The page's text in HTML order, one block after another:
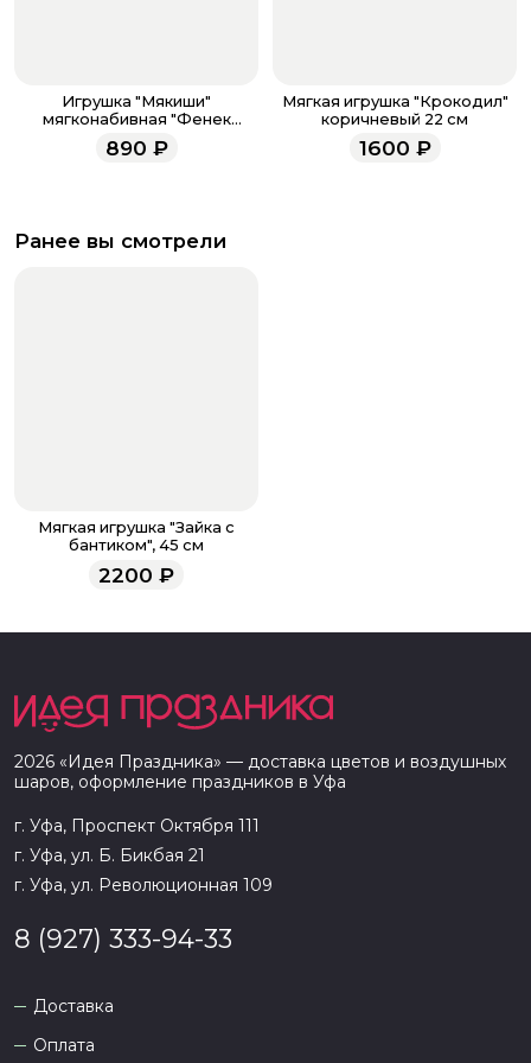
Игрушка "Мякиши"
мягконабивная "Фенек
Миранда"
890 ₽
Мягкая игрушка "Крокодил"
коричневый 22 см
1600 ₽
Ранее вы смотрели
Мягкая игрушка "Зайка с
бантиком", 45 см
2200 ₽
2026 «Идея Праздника» — доставка цветов и воздушных
шаров, оформление праздников в Уфа
г. Уфа, Проспект Октября 111
г. Уфа, ул. Б. Бикбая 21
г. Уфа, ул. Революционная 109
8 (927) 333-94-33
Доставка
Оплата